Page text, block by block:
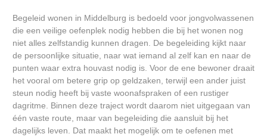
Begeleid wonen in Middelburg is bedoeld voor jongvolwassenen
die een veilige oefenplek nodig hebben die bij het wonen nog
niet alles zelfstandig kunnen dragen. De begeleiding kijkt naar
de persoonlijke situatie, naar wat iemand al zelf kan en naar de
punten waar extra houvast nodig is. Voor de ene bewoner draait
het vooral om betere grip op geldzaken, terwijl een ander juist
steun nodig heeft bij vaste woonafspraken of een rustiger
dagritme. Binnen deze traject wordt daarom niet uitgegaan van
één vaste route, maar van begeleiding die aansluit bij het
dagelijks leven. Dat maakt het mogelijk om te oefenen met